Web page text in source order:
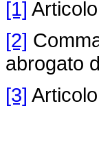
[1]
[2]
abrogato
[3]